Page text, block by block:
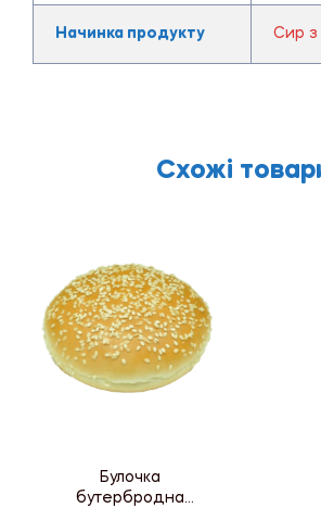
Начинка продукту Сир з
Схожі
Булочка
бутербродна